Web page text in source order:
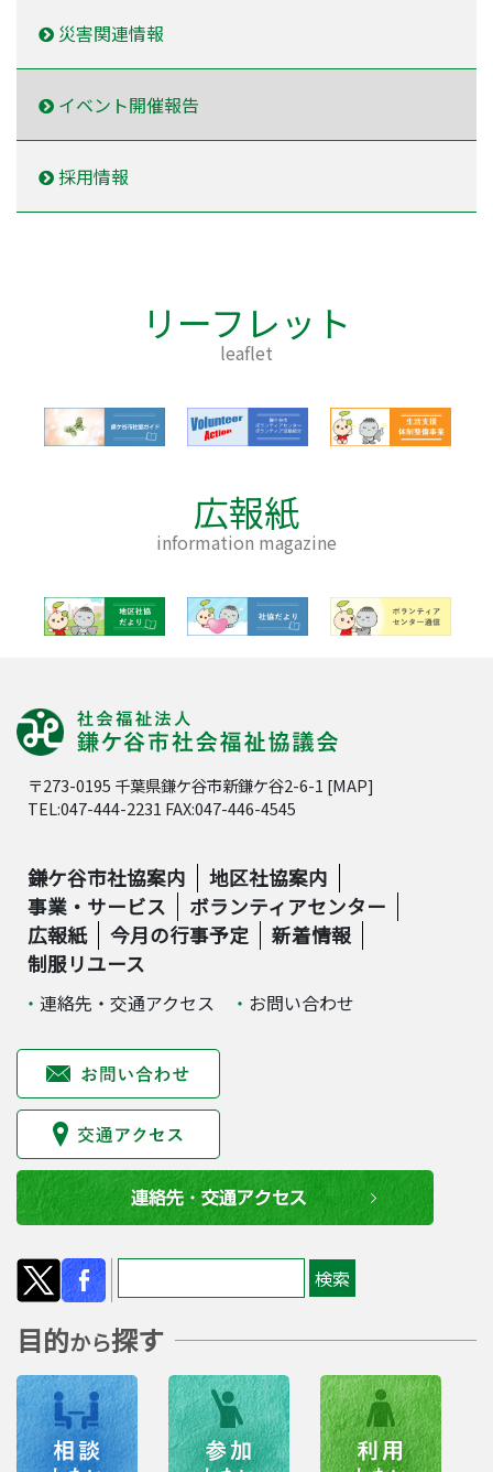
災害関連情報
イベント開催報告
採用情報
リーフレット
leaflet
広報紙
information magazine
〒273-0195 千葉県鎌ケ谷市新鎌ケ谷2-6-1 [MAP]
TEL:047-444-2231 FAX:047-446-4545
鎌ケ谷市社協案内
地区社協案内
事業・サービス
ボランティアセンター
広報紙
今月の行事予定
新着情報
制服リユース
連絡先・交通アクセス お問い合わせ
目的から探す